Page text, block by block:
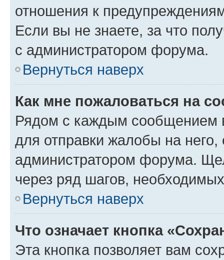
отношения к
Если вы не знаете, за что
с администратором форума.
Вернуться наверх
Как мне пожаловаться на
Рядом с каждым сообщением
для отправки жалобы на
администратором форума.
через ряд шагов,
Вернуться наверх
Что означает кнопка
Эта кнопка позволяет вам